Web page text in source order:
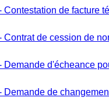
Contestation de facture
Contrat de cession de
Demande d'écheance
Demande de